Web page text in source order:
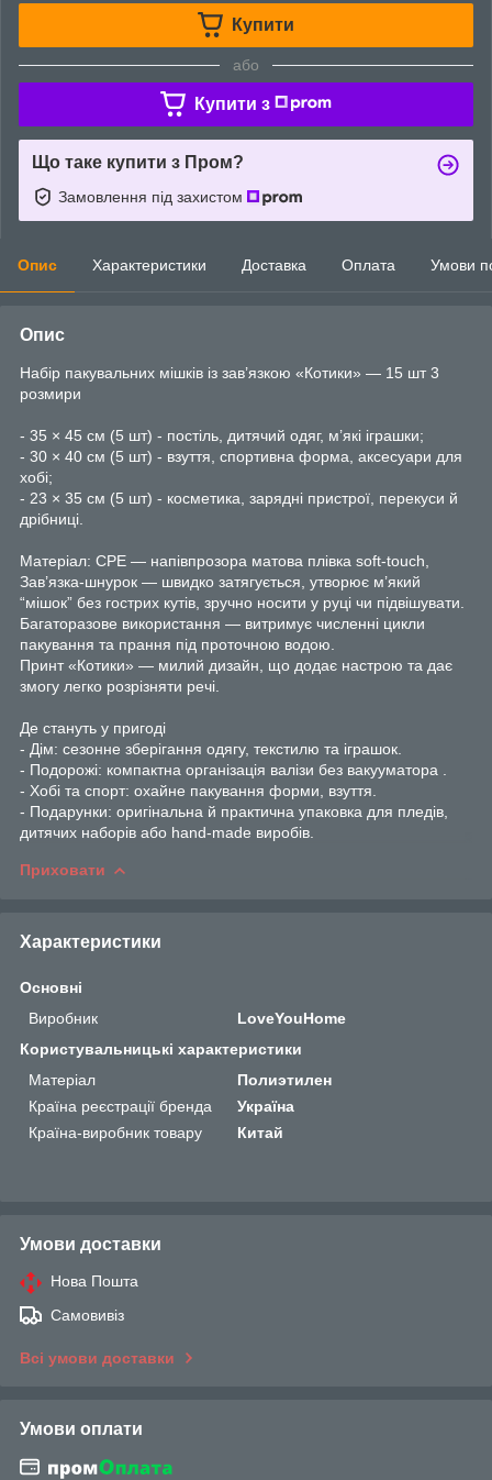
Купити
або
Купити з
Що таке купити з Пром?
Замовлення під захистом
Опис Характеристики Доставка Оплата Умови
Опис
Набір пакувальних мішків із зав’язкою «Котики» — 15 шт 3
розмири
- 35 × 45 см (5 шт) - постіль, дитячий одяг, м’які іграшки;
- 30 × 40 см (5 шт) - взуття, спортивна форма, аксесуари для
хобі;
- 23 × 35 см (5 шт) - косметика, зарядні пристрої, перекуси й
дрібниці.
Матеріал: CPE — напівпрозора матова плівка soft-touch,
Зав’язка-шнурок — швидко затягується, утворює м’який
“мішок” без гострих кутів, зручно носити у руці чи підвішувати.
Багаторазове використання — витримує численні цикли
пакування та прання під проточною водою.
Принт «Котики» — милий дизайн, що додає настрою та дає
змогу легко розрізняти речі.
Де стануть у пригоді
- Дім: сезонне зберігання одягу, текстилю та іграшок.
- Подорожі: компактна організація валізи без вакууматора .
- Хобі та спорт: охайне пакування форми, взуття.
- Подарунки: оригінальна й практична упаковка для пледів,
дитячих наборів або hand-made виробів.
Приховати
Характеристики
Основні
Виробник
LoveYouHome
Користувальницькі характеристики
Матеріал
Полиэтилен
Країна реєстрації бренда
Україна
Країна-виробник товару
Китай
Умови доставки
Нова Пошта
Самовивіз
Всі умови доставки
Умови оплати